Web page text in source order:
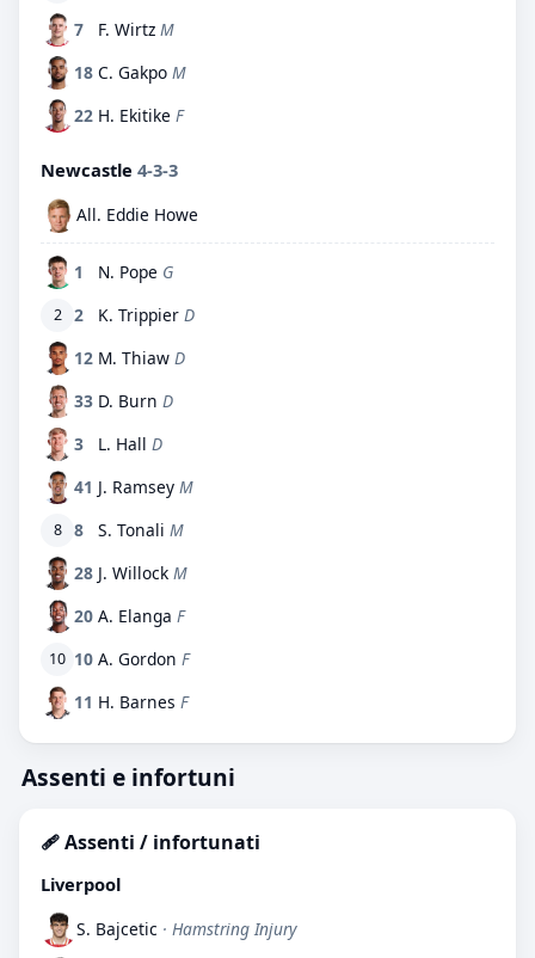
7
F. Wirtz M
18 C. Gakpo M
22 H. Ekitike F
Newcastle 4-3-3
All. Eddie Howe
1 N. Pope G
2 2 K. Trippier D
12 M. Thiaw D
33 D. Burn D
3
L. Hall D
41 J. Ramsey M
8 8 S. Tonali M
28 J. Willock M
20 A. Elanga F
10 10 A. Gordon F
11 H. Barnes F
Assenti e infortuni
🩹 Assenti / infortunati
Liverpool
S. Bajcetic · Hamstring Injury